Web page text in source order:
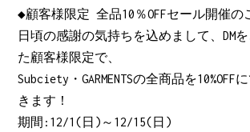
◆顧客様限定 全品10％OFFセール開催の
日頃の感謝の気持ちを込めまして、DM
た顧客様限定で、
Subciety・GARMENTSの全商品を10%OFF
きます！
期間:12/1(日)～12/15(日)